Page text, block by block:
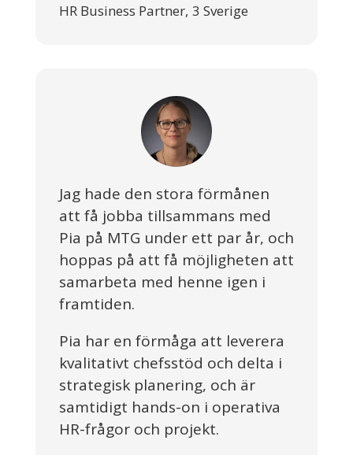
HR Business Partner, 3 Sverige
Jag hade den stora förmånen
att få jobba tillsammans med
Pia på MTG under ett par år, och
hoppas på att få möjligheten att
samarbeta med henne igen i
framtiden.
Pia har en förmåga att leverera
kvalitativt chefsstöd och delta i
strategisk planering, och är
samtidigt hands-on i operativa
HR-frågor och projekt.